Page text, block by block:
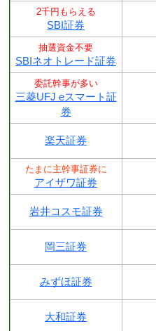
2千円もらえる
SBI証券
抽選資金不要
SBIネオトレード証券
委託幹事が多い
三菱UFJ eスマート証
券
楽天証券
たまに主幹事証券に
アイザワ証券
岩井コスモ証券
岡三証券
みずほ証券
大和証券